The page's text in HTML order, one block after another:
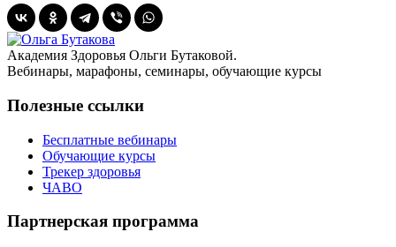
Академия Здоровья Ольги Бутаковой.
Вебинары, марафоны, семинары, обучающие курсы
Полезные ссылки
Бесплатные вебинары
Обучающие курсы
Трекер здоровья
ЧАВО
Партнерская программа